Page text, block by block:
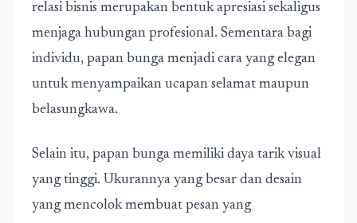
relasi bisnis merupakan bentuk apresiasi sekaligus
menjaga hubungan profesional. Sementara bagi
individu, papan bunga menjadi cara yang elegan
untuk menyampaikan ucapan selamat maupun
belasungkawa.
Selain itu, papan bunga memiliki daya tarik visual
yang tinggi. Ukurannya yang besar dan desain
yang mencolok membuat pesan yang